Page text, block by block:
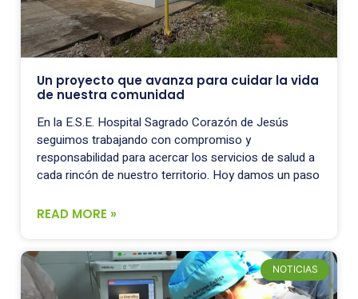
Un proyecto que avanza para cuidar la vida
de nuestra comunidad
En la E.S.E. Hospital Sagrado Corazón de Jesús
seguimos trabajando con compromiso y
responsabilidad para acercar los servicios de salud a
cada rincón de nuestro territorio. Hoy damos un paso
READ MORE »
NOTICIAS